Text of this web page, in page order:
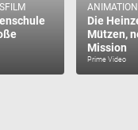
Die
Mützen,
Mission
Prime Video